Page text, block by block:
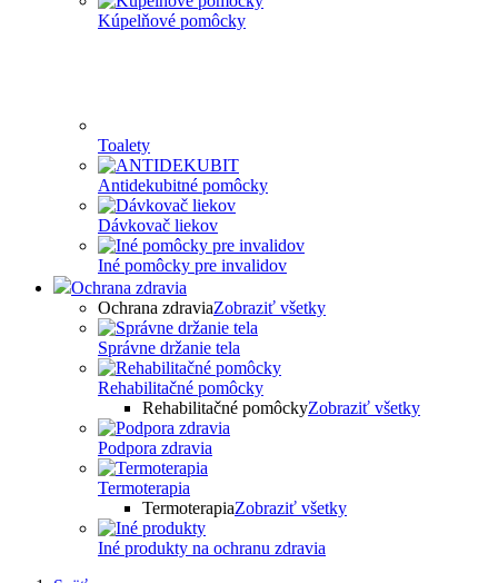
Kúpelňové pomôcky
Toalety
Antidekubitné pomôcky
Dávkovač liekov
Iné pomôcky pre invalidov
Ochrana zdravia
Ochrana zdraviaZobraziť všetky
Správne držanie tela
Rehabilitačné pomôcky
Rehabilitačné pomôckyZobraziť všetky
Podpora zdravia
Termoterapia
TermoterapiaZobraziť všetky
Iné produkty na ochranu zdravia